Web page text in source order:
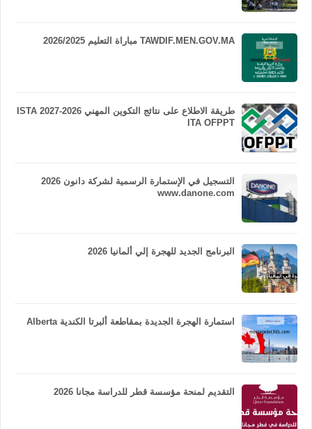
TAWDIF.MEN.GOV.MA مباراة التعليم 2026/2025
طريقة الاطلاع على نتائج التكوين المهني 2026-2027 ISTA
ITA OFPPT
التسجيل في الإستمارة الرسمية لشركة دانون 2026
www.danone.com
البرنامج الجديد للهجرة إلي ألمانيا 2026
استمارة الهجرة الجديدة بمقاطعة ألبرتا الكندية Alberta
التقديم لمنحة مؤسسة قطر للدراسة مجانا 2026